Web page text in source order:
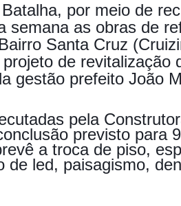
por meio de
semana as obras de
Santa Cruz
de revitalização
gestão prefeito João
pela
previsto para
a troca de piso,
de led, paisagismo,